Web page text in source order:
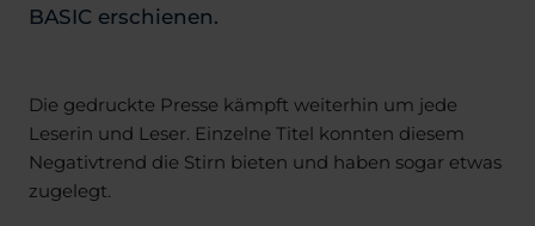
BASIC erschienen.
Die gedruckte Presse kämpft weiterhin um jede
Leserin und Leser. Einzelne Titel konnten diesem
Negativtrend die Stirn bieten und haben sogar etwas
zugelegt.